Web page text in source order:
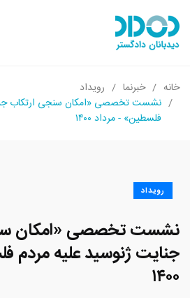
خانه خبرنما
رویداد
نشست تخصصی «امکان سنجی ارتکاب
فلسطین» - مرداد ۱۴۰۰
رویداد
نشست تخصصی «امکان
جنایت ژنوسید علیه مردم
۱۴۰۰